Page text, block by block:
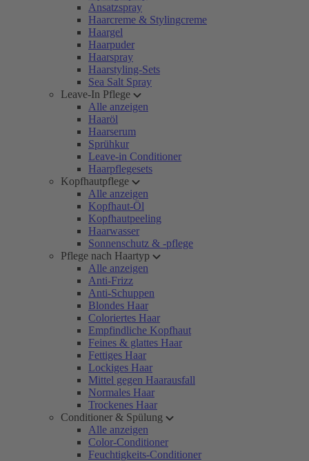
Ansatzspray
Haarcreme & Stylingcreme
Haargel
Haarpuder
Haarspray
Haarstyling-Sets
Sea Salt Spray
Leave-In Pflege
Alle anzeigen
Haaröl
Haarserum
Sprühkur
Leave-in Conditioner
Haarpflegesets
Kopfhautpflege
Alle anzeigen
Kopfhaut-Öl
Kopfhautpeeling
Haarwasser
Sonnenschutz & -pflege
Pflege nach Haartyp
Alle anzeigen
Anti-Frizz
Anti-Schuppen
Blondes Haar
Coloriertes Haar
Empfindliche Kopfhaut
Feines & glattes Haar
Fettiges Haar
Lockiges Haar
Mittel gegen Haarausfall
Normales Haar
Trockenes Haar
Conditioner & Spülung
Alle anzeigen
Color-Conditioner
Feuchtigkeits-Conditioner